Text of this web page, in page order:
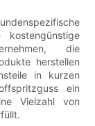
kostengünstige
die
herstellen
in kurzen
ein
Vielzahl von